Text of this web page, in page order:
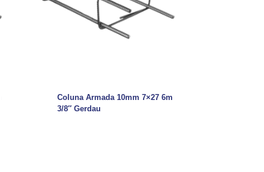
Coluna Armada 10mm 7×27 6m
3/8″ Gerdau